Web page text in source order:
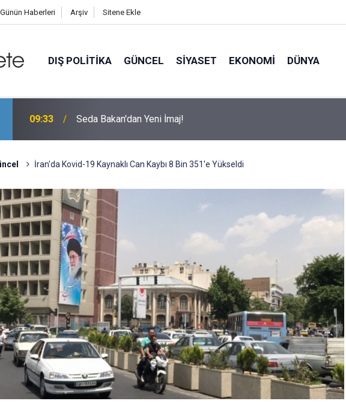
Günün Haberleri Arşiv Sitene Ekle
DIŞ POLITIKA GÜNCEL SIYASET EKONOMI DÜNYA
09:33 Seda Bakan'dan Yeni İmaj!
İran'da Kovid-19 Kaynaklı Can Kaybı 8 Bin 351'e Yükseldi